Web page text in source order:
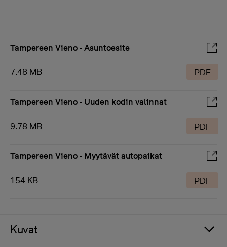
Tampereen Vieno - Asuntoesite
7.48 MB PDF
Tampereen Vieno - Uuden kodin valinnat
9.78 MB PDF
Tampereen Vieno - Myytävät autopaikat
154 KB PDF
Kuvat